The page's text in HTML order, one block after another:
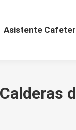
Asistente
Calderas